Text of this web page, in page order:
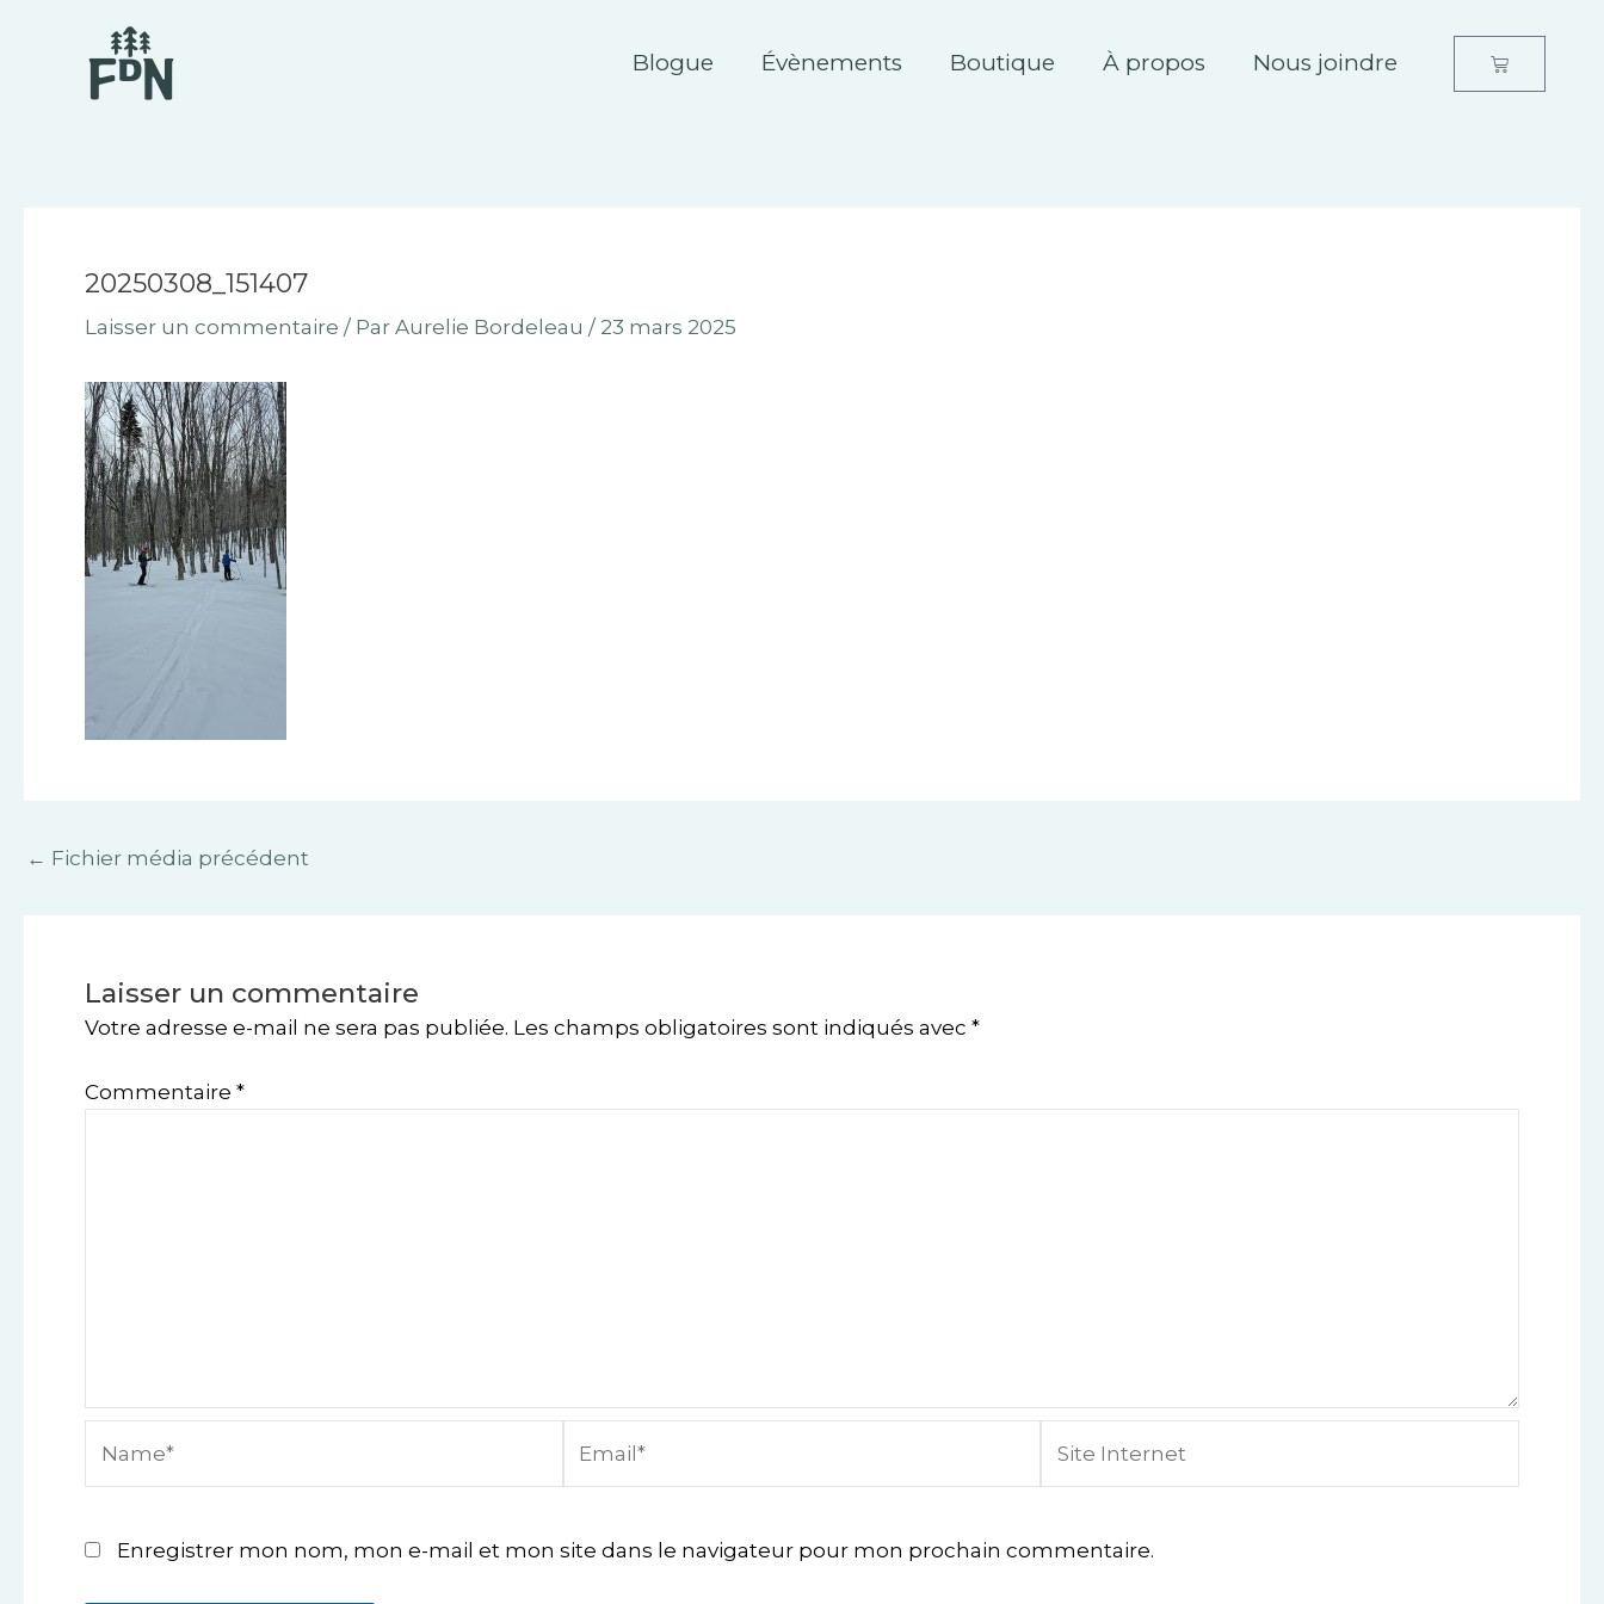
Blogue Évènements Boutique À propos Nous joindre Panier
20250308_151407
Laisser un commentaire / Par Aurelie Bordeleau / 23 mars 2025
← Fichier média précédent
Laisser un commentaire
Votre adresse e-mail ne sera pas publiée. Les champs obligatoires sont indiqués avec *
Commentaire *
Enregistrer mon nom, mon e-mail et mon site dans le navigateur pour mon prochain commentaire.